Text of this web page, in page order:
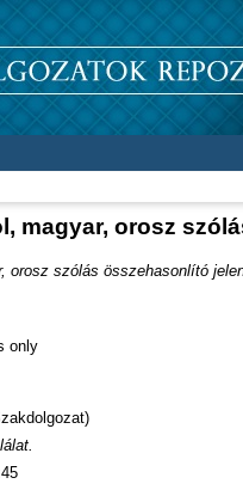
magyar, orosz
orosz szólás összehasonlító
only